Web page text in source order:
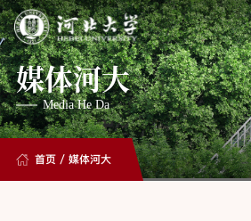
媒体河大
Media He Da
首页 /媒体河大